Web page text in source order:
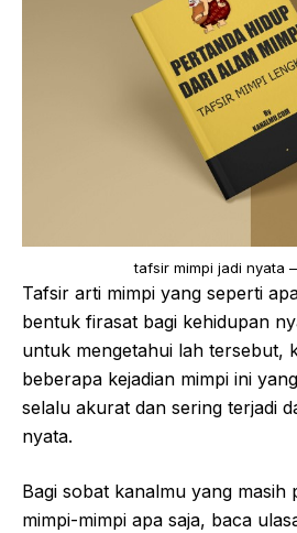
tafsir mimpi jadi nyata
Tafsir arti mimpi yang seperti
bentuk firasat bagi kehidupan
untuk mengetahui lah tersebut,
beberapa kejadian mimpi ini
selalu akurat dan sering terjadi
nyata.
Bagi sobat kanalmu yang masih
mimpi-mimpi apa saja, baca